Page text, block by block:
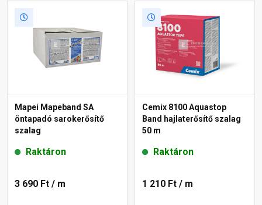
Mapei Mapeband SA
öntapadó sarokerősítő
szalag
Raktáron
3 690 Ft / m
Cemix 8100 Aquastop
Band hajlaterősítő szalag
50 m
Raktáron
1 210 Ft / m